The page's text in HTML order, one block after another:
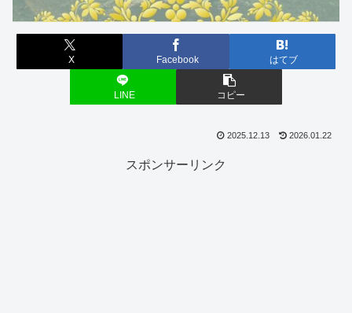
X Facebook はてブ
LINE コピー
2025.12.13 2026.01.22
スポンサーリンク